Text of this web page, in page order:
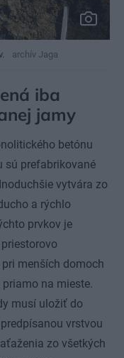
archív Jaga
iba
jamy
betónu
sú prefabrikované
vytvára zo
a rýchlo
prvkov je
menších domoch
priamo na mieste.
musí uložiť do
vrstvou
zo všetkých